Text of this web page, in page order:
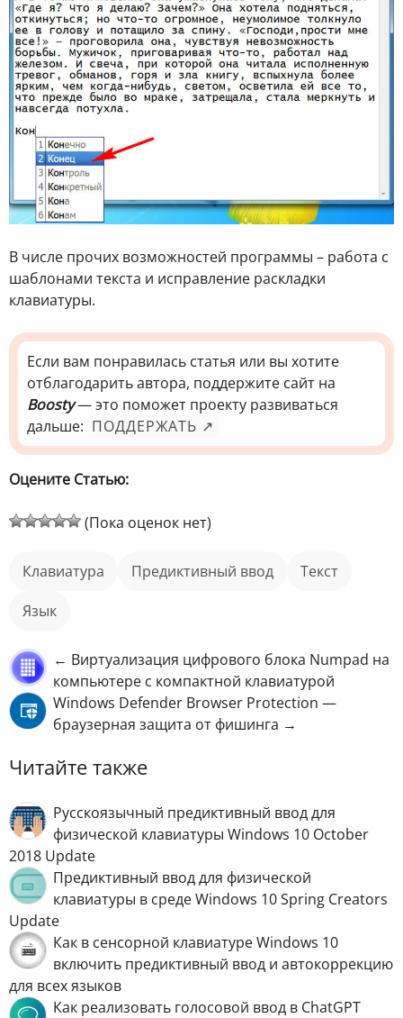
В числе прочих возможностей программы – работа с
шаблонами текста и исправление раскладки
клавиатуры.
Если вам понравилась статья или вы хотите
отблагодарить автора, поддержите сайт на
Boosty— это поможет проекту развиваться
дальше: ПОДДЕРЖАТЬ ↗
Оцените Статью:
(Пока оценок нет)
клавиатура предиктивный ввод
текст
язык
← Виртуализация цифрового блока Numpad на
компьютере с компактной клавиатурой
Windows Defender Browser Protection —
браузерная защита от фишинга →
Читайте также
Русскоязычный предиктивный ввод для
физической клавиатуры Windows 10 October
2018 Update
Предиктивный ввод для физической
клавиатуры в среде Windows 10 Spring Creators
Update
Как в сенсорной клавиатуре Windows 10
включить предиктивный ввод и автокоррекцию
для всех языков
Как реализовать голосовой ввод в ChatGPT